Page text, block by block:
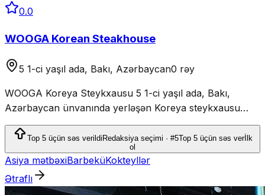
0.0
WOOGA Korean Steakhouse
5 1-ci yaşıl ada, Bakı, Azərbaycan0 rəy
WOOGA Koreya Steykxausu 5 1-ci yaşıl ada, Bakı,
Azərbaycan ünvanında yerləşən Koreya steykxausu
restoranıdır.
Top 5 üçün səs verildiRedaksiya seçimi · #5Top 5 üçün səs verİlk
ol
Asiya mətbəxiBarbeküKokteyllər
Ətraflı